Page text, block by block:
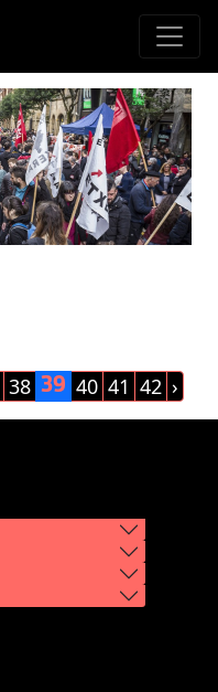
38 39 40 41 42 ›